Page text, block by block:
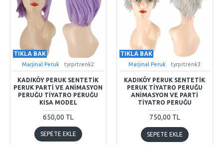
TIKLA BAK
Marjinal Peruk tyrprtrenk2
KADIKÖY PERUK SENTETIK
PERUK PARTI VE ANIMASYON
PERUĞU TIYATRO PERUĞU
KISA MODEL
650,00 TL
SEPETE EKLE
TIKLA BAK
Marjinal Peruk tyrprtrenk3
KADIKÖY PERUK SENTETIK
PERUK TIYATRO PERUĞU
ANIMASYON VE PARTI
TIYATRO PERUĞU
750,00 TL
SEPETE EKLE